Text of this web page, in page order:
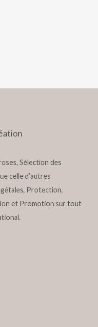
Sélection des
celle d’autres
Protection,
et Promotion sur tout